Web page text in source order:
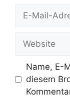
Website
Name, E-
diesem